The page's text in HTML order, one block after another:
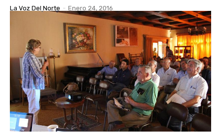
La Voz Del Norte - Enero 24, 2016